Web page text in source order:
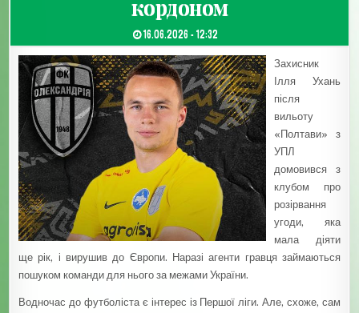
кордоном
ДАТА ЗАПИСИ:
16.06.2026 - 12:32
Захисник
Ілля Ухань
після
вильоту
«Полтави» з
УПЛ
домовився з
клубом про
розірвання
угоди, яка
мала діяти
ще рік, і вирушив до Європи. Наразі агенти гравця займаються
пошуком команди для нього за межами України.
Водночас до футболіста є інтерес із Першої ліги. Але, схоже, сам